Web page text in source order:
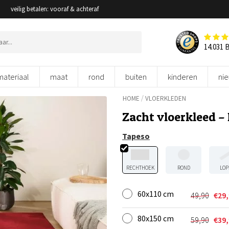
veilig betalen: vooraf & achteraf
14.031
maat rond buiten kinderen
HOME /VLOERKLEDEN
Zacht vloerkleed –
Tapeso
RECHTHOEK ROND
60x110 cm 49,90
prijs
was:
€
Huidige
prijs
is:
80x150 cm 59,90 €
Huidige